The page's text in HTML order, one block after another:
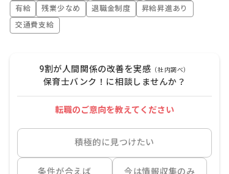
有給
残業少なめ 退職金制度
昇給昇進あり
交通費支給
9割が人間関係の改善を実感 （社内調べ）
保育士バンク！に相談しませんか？
転職のご意向を教えてください
積極的に見つけたい
条件が合えば 今は情報収集のみ